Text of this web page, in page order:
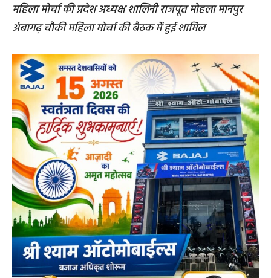
महिला मोर्चा की प्रदेश अध्यक्ष शालिनी राजपूत मोहला मानपुर
अंबागढ़ चौकी महिला मोर्चा की बैठक में हुई शामिल